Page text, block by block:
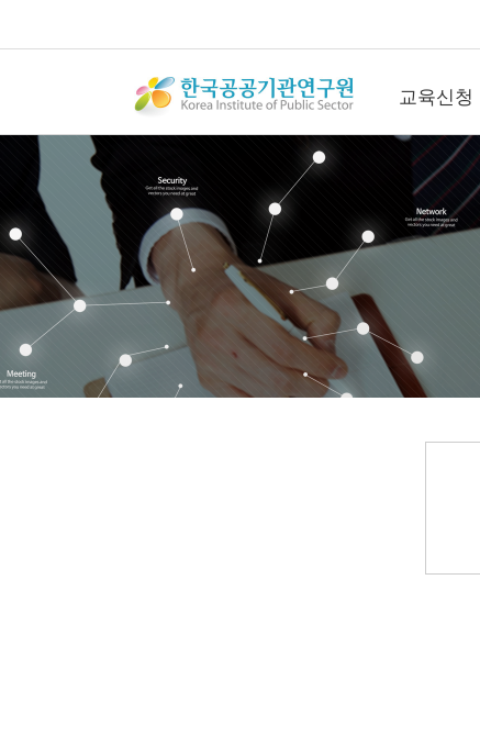
교육신청
교육신청
공개교육신청
컨퍼런스신청
직무관리사
연간회원신청
수강후기
갤러리
문의